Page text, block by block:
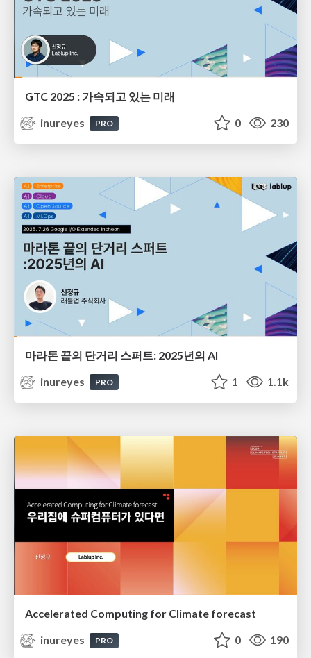
GTC 2025 : 가속되고 있는 미래
inureyes
PRO 0 230
마라톤 끝의 단거리 스퍼트: 2025년의 AI
inureyes
PRO 1 1.1k
Accelerated Computing for Climate forecast
inureyes
PRO 0 190